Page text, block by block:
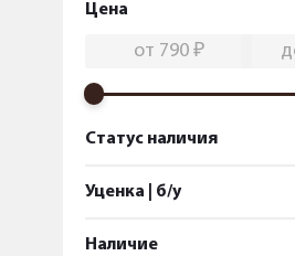
Цена
Статус наличия
Уценка | б/у
Наличие